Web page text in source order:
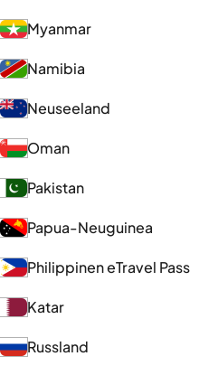
Myanmar
Namibia
Neuseeland
Oman
Pakistan
Papua-Neuguinea
Philippinen eTravel Pass
Katar
Russland